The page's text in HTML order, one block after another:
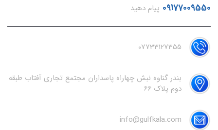
09177009550 پیام دهید
07733127355
بندر گناوه نبش چهاراه پاسداران مجتمع تجاری آفتاب طبقه
دوم پلاک 66
info@gulfkala.com